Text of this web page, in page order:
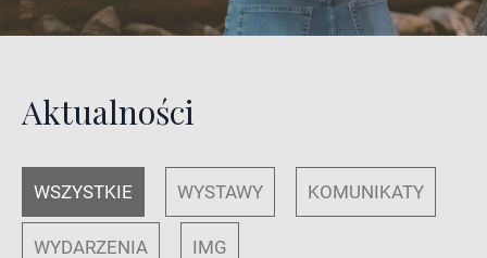
Aktualności
WSZYSTKIE WYSTAWY KOMUNIKATY
WYDARZENIA IMG